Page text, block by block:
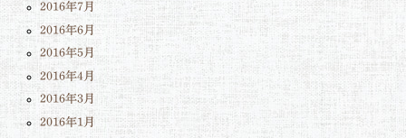
2016年7月
2016年6月
2016年5月
2016年4月
2016年3月
2016年1月